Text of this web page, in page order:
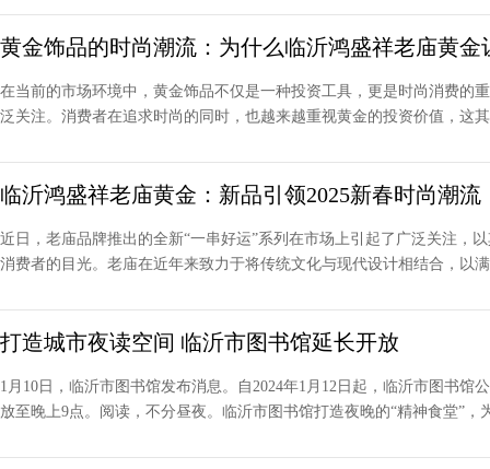
黄金饰品的时尚潮流：为什么临沂鸿盛祥老庙黄金
在当前的市场环境中，黄金饰品不仅是一种投资工具，更是时尚消费的
泛关注。消费者在追求时尚的同时，也越来越重视黄金的投资价值，这
临沂鸿盛祥老庙黄金：新品引领2025新春时尚潮流
近日，老庙品牌推出的全新“一串好运”系列在市场上引起了广泛关注，
消费者的目光。老庙在近年来致力于将传统文化与现代设计相结合，以
打造城市夜读空间 临沂市图书馆延长开放
1月10日，临沂市图书馆发布消息。自2024年1月12日起，临沂市图书
放至晚上9点。阅读，不分昼夜。临沂市图书馆打造夜晚的“精神食堂”，